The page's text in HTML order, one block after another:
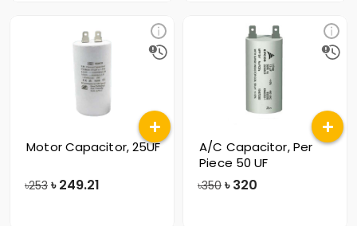
Motor Capacitor, 25UF
৳253 ৳ 249.21
A/C Capacitor, Per
Piece 50 UF
৳350 ৳ 320